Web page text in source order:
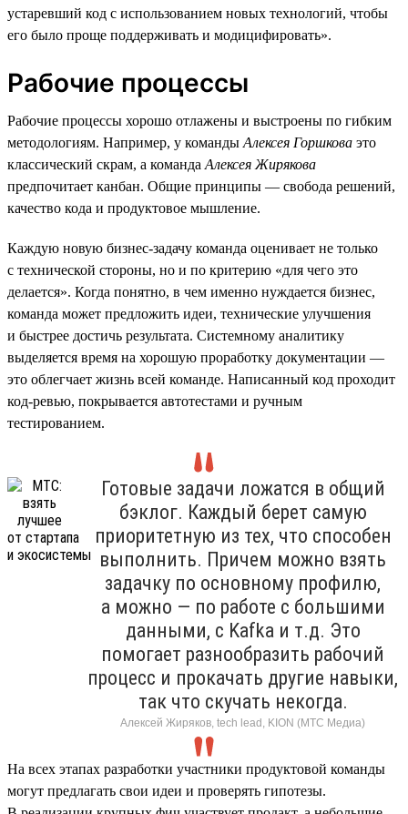
устаревший код с использованием новых технологий, чтобы
его было проще поддерживать и модицифировать».
Рабочие процессы
Рабочие процессы хорошо отлажены и выстроены по гибким
методологиям. Например, у команды Алексея Горшкова это
классический скрам, а команда Алексея Жирякова
предпочитает канбан. Общие принципы — свобода решений,
качество кода и продуктовое мышление.
Каждую новую бизнес-задачу команда оценивает не только
с технической стороны, но и по критерию «для чего это
делается». Когда понятно, в чем именно нуждается бизнес,
команда может предложить идеи, технические улучшения
и быстрее достичь результата. Системному аналитику
выделяется время на хорошую проработку документации —
это облегчает жизнь всей команде. Написанный код проходит
код-ревью, покрывается автотестами и ручным
тестированием.
Готовые задачи ложатся в общий
бэклог. Каждый берет самую
приоритетную из тех, что способен
выполнить. Причем можно взять
задачку по основному профилю,
а можно — по работе с большими
данными, с Kafka и т.д. Это
помогает разнообразить рабочий
процесс и прокачать другие навыки,
так что скучать некогда.
Алексей Жиряков, tech lead, KION (МТС Медиа)
На всех этапах разработки участники продуктовой команды
могут предлагать свои идеи и проверять гипотезы.